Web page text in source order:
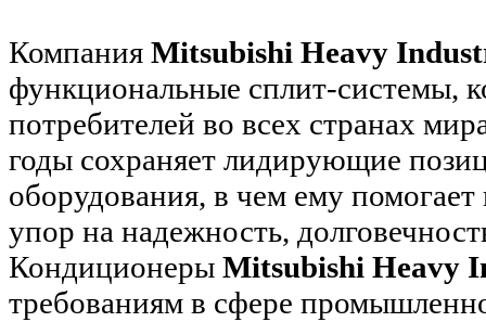
Компания Mitsubishi Heavy
функциональные сплит-системы,
потребителей во всех странах
годы сохраняет лидирующие
оборудования, в чем ему
упор на надежность,
Кондиционеры Mitsubishi Heavy
требованиям в сфере